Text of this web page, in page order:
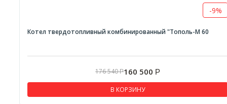
-9%
Котел твердотопливный комбинированный "Тополь-М 60
176 540Р160 500 Р
В КОРЗИНУ